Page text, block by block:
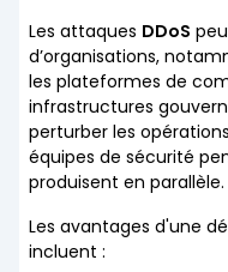
Les attaques DDoS
d’organisations,
les plateformes de
infrastructures
perturber les
équipes de sécurité
produisent en parallèle.
Les avantages d'une
incluent :